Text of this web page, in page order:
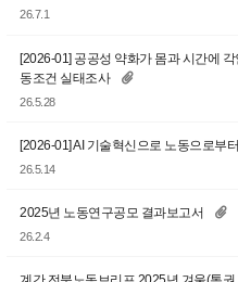
26.7.1
[2026-01] 공공성 약화가 몸과 시간에
동조건 실태조사
26.5.28
[2026-01] AI 기술혁신으로 노동으로부
26.5.14
2025년 노동연구공모 결과보고서
26.2.4